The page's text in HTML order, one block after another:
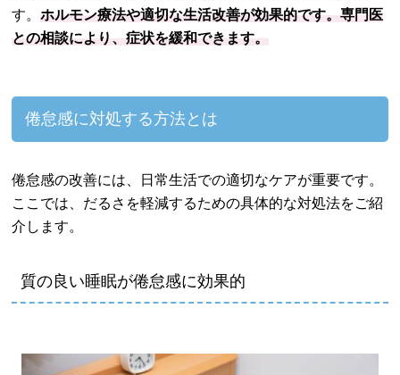
す。ホルモン療法や適切な生活改善が効果的です。専門医
との相談により、症状を緩和できます。
倦怠感に対処する方法とは
倦怠感の改善には、日常生活での適切なケアが重要です。
ここでは、だるさを軽減するための具体的な対処法をご紹
介します。
質の良い睡眠が倦怠感に効果的